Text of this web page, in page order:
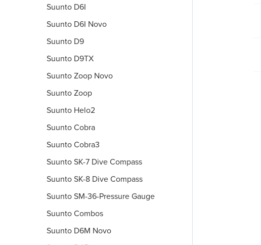
Suunto D6I
Suunto D6I Novo
Suunto D9
Suunto D9TX
Suunto Zoop Novo
Suunto Zoop
Suunto Helo2
Suunto Cobra
Suunto Cobra3
Suunto SK-7 Dive Compass
Suunto SK-8 Dive Compass
Suunto SM-36-Pressure Gauge
Suunto Combos
Suunto D6M Novo